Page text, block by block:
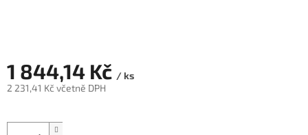
1 844,14 Kč / ks
2 231,41 Kč včetně DPH
cena: